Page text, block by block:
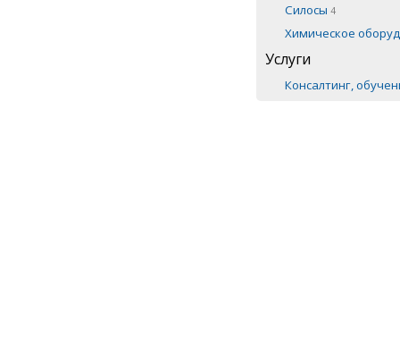
Силосы 4
Химическое
Услуги
Консалтинг,